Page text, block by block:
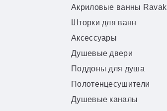
Акриловые ванны Ravak
Шторки для ванн
Аксессуары
Душевые двери
Поддоны для душа
Полотенцесушители
Душевые каналы